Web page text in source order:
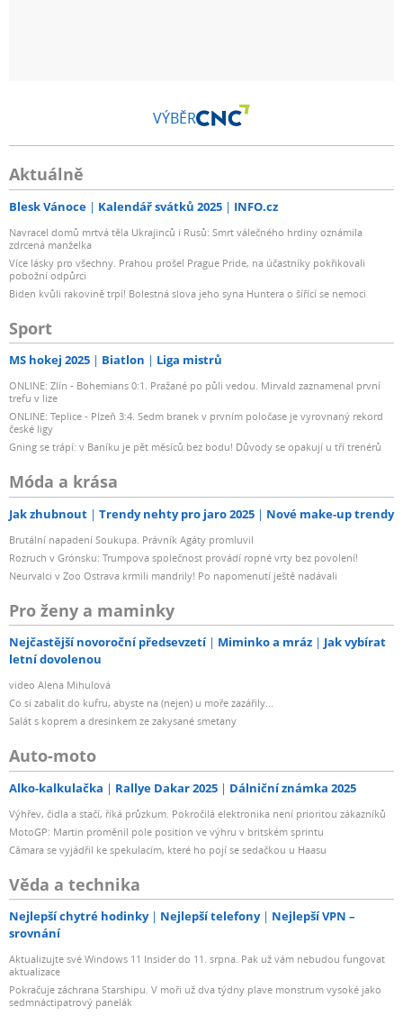
VÝBĚR
Aktuálně
Blesk Vánoce Kalendář svátků 2025 INFO.cz
Navracel domů mrtvá těla Ukrajinců i Rusů: Smrt válečného hrdiny oznámila
zdrcená manželka
Více lásky pro všechny. Prahou prošel Prague Pride, na účastníky pokřikovali
pobožní odpůrci
Biden kvůli rakovině trpí! Bolestná slova jeho syna Huntera o šířící se nemoci
Sport
MS hokej 2025 Biatlon Liga mistrů
ONLINE: Zlín - Bohemians 0:1. Pražané po půli vedou. Mirvald zaznamenal první
trefu v lize
ONLINE: Teplice - Plzeň 3:4. Sedm branek v prvním poločase je vyrovnaný rekord
české ligy
Gning se trápí: v Baníku je pět měsíců bez bodu! Důvody se opakují u tří trenérů
Móda a krása
Jak zhubnout Trendy nehty pro jaro 2025 Nové make-up trendy
Brutální napadení Soukupa. Právník Agáty promluvil
Rozruch v Grónsku: Trumpova společnost provádí ropné vrty bez povolení!
Neurvalci v Zoo Ostrava krmili mandrily! Po napomenutí ještě nadávali
Pro ženy a maminky
Nejčastější novoroční předsevzetí Miminko a mráz
Jak vybírat
letní dovolenou
video Alena Mihulová
Co si zabalit do kufru, abyste na (nejen) u moře zazářily...
Salát s koprem a dresinkem ze zakysané smetany
Auto-moto
Alko-kalkulačka Rallye Dakar 2025 Dálniční známka 2025
Výhřev, čidla a stačí, říká průzkum. Pokročilá elektronika není prioritou zákazníků
MotoGP: Martin proměnil pole position ve výhru v britském sprintu
Câmara se vyjádřil ke spekulacím, které ho pojí se sedačkou u Haasu
Věda a technika
Nejlepší chytré hodinky Nejlepší telefony
Nejlepší VPN –
srovnání
Aktualizujte své Windows 11 Insider do 11. srpna. Pak už vám nebudou fungovat
aktualizace
Pokračuje záchrana Starshipu. V moři už dva týdny plave monstrum vysoké jako
sedmnáctipatrový panelák